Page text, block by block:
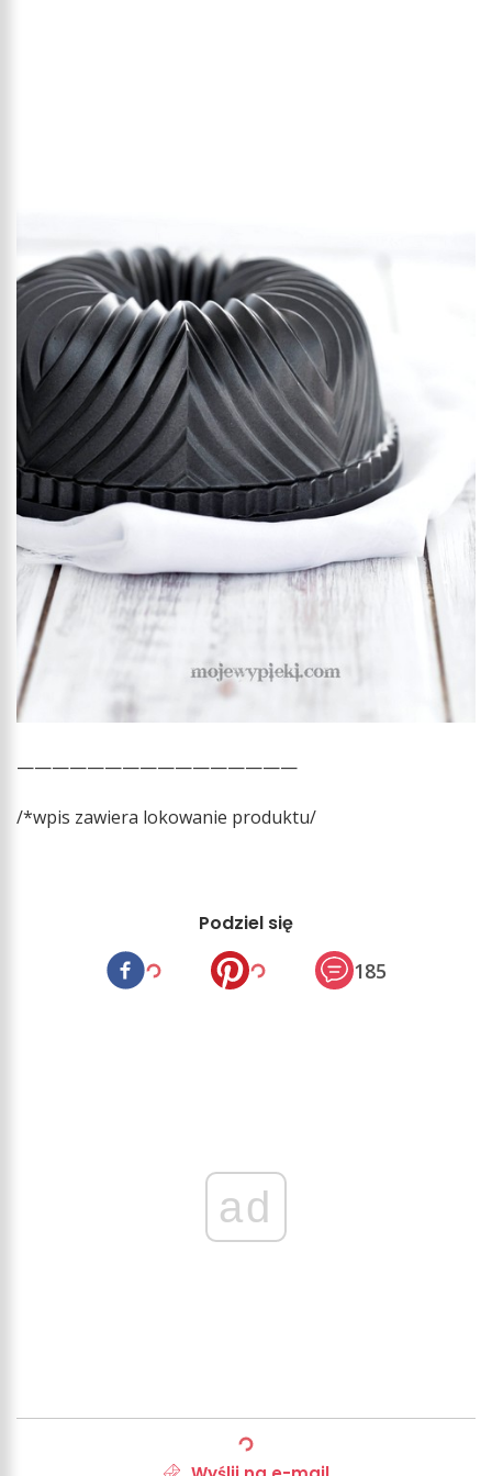
————————————————
/*wpis zawiera lokowanie produktu/
Podziel się
185
ad